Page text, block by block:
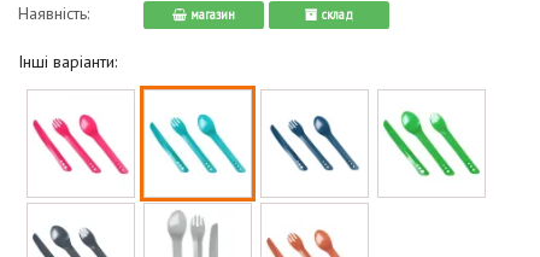
Наявність:
магазин cклад
Інші варіанти: